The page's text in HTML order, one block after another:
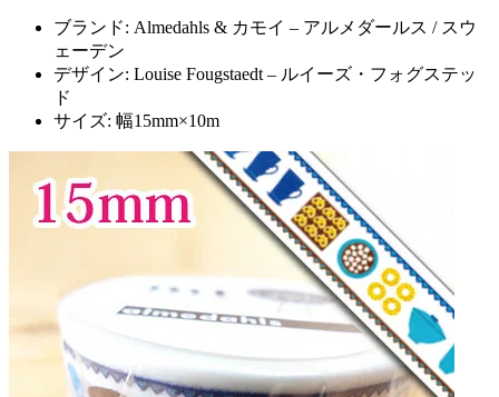
ブランド: Almedahls & カモイ – アルメダールス / スウ
ェーデン
デザイン: Louise Fougstaedt – ルイーズ・フォグステッ
ド
サイズ: 幅15mm×10m